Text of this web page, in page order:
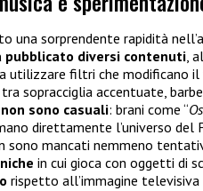
una sorprendente rapidità
pubblicato diversi contenuti,
utilizzare filtri che modificano
sopracciglia accentuate,
non sono casuali: brani come “
direttamente l’universo del
mancati nemmeno
in cui gioca con oggetti di
rispetto all’immagine